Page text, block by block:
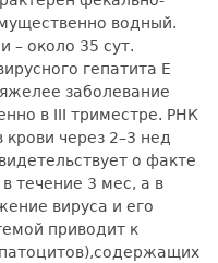
водный.
– около 35 сут.
гепатита Е
заболевание
в III триместре. РНК
крови через 2–3 нед
о факте
течение 3 мес, а в
вируса и его
приводит к